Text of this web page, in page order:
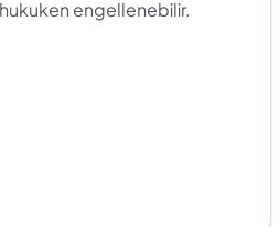
engellenebilir.